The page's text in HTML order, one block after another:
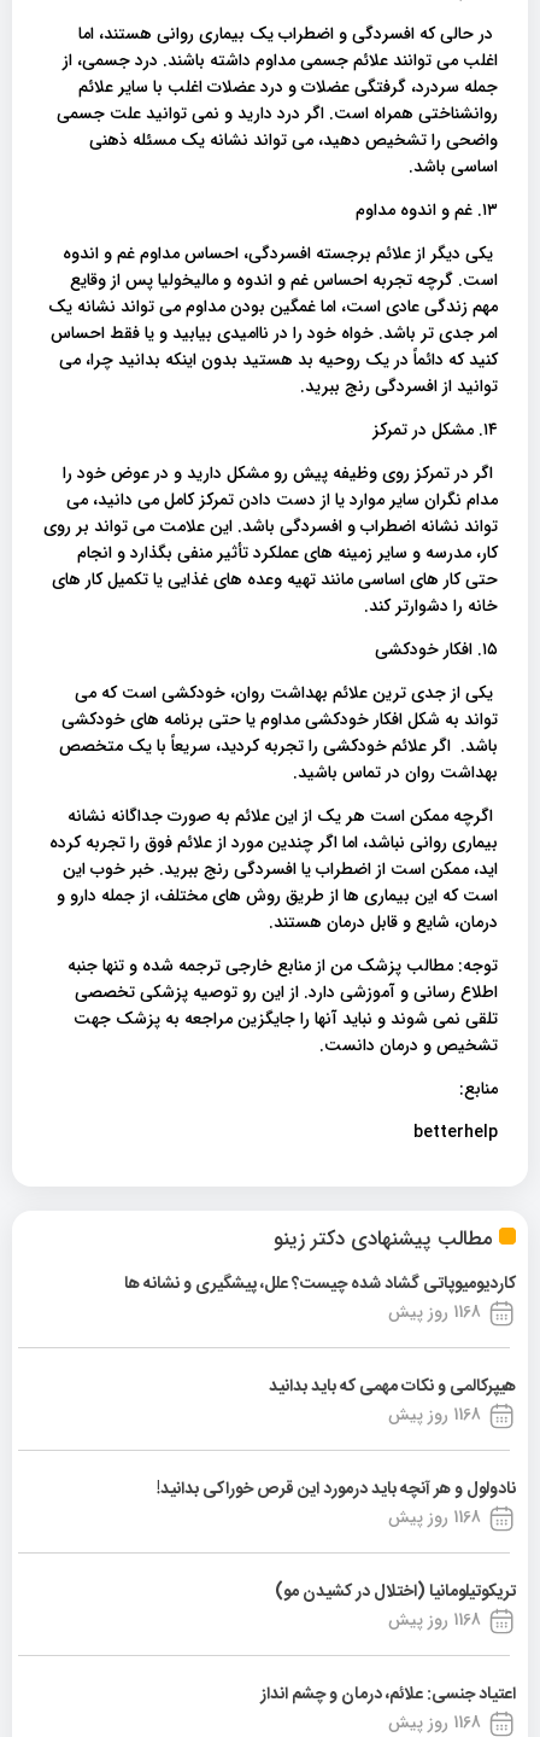
مطالب پیشنهادی دکتر زینو
کاردیومیوپاتی گشاد شده چیست؟ علل، پیشگیری و نشانه ها
1168 روز پیش
هیپرکالمی و نکات مهمی که باید بدانید
1168 روز پیش
نادولول و هر آنچه باید درمورد این قرص خوراکی بدانید!
1168 روز پیش
تریکوتیلومانیا (اختلال در کشیدن مو)
1168 روز پیش
اعتیاد جنسی: علائم، درمان و چشم انداز
1168 روز پیش
در حالی که افسردگی و اضطراب یک بیماری روانی هستند، اما
اغلب می توانند علائم جسمی مداوم داشته باشند. درد جسمی، از
جمله سردرد، گرفتگی عضلات و درد عضلات اغلب با سایر علائم
روانشناختی همراه است. اگر درد دارید و نمی توانید علت جسمی
واضحی را تشخیص دهید، می تواند نشانه یک مسئله ذهنی
اساسی باشد.
۱۳. غم و اندوه مداوم
یکی دیگر از علائم برجسته افسردگی، احساس مداوم غم و اندوه
است. گرچه تجربه احساس غم و اندوه و مالیخولیا پس از وقایع
مهم زندگی عادی است، اما غمگین بودن مداوم می تواند نشانه یک
امر جدی تر باشد. خواه خود را در ناامیدی بیابید و یا فقط احساس
کنید که دائماً در یک روحیه بد هستید بدون اینکه بدانید چرا، می
توانید از افسردگی رنج ببرید.
۱۴. مشکل در تمرکز
اگر در تمرکز روی وظیفه پیش رو مشکل دارید و در عوض خود را
مدام نگران سایر موارد یا از دست دادن تمرکز کامل می دانید، می
تواند نشانه اضطراب و افسردگی باشد. این علامت می تواند بر روی
کار، مدرسه و سایر زمینه های عملکرد تأثیر منفی بگذارد و انجام
حتی کار های اساسی مانند تهیه وعده های غذایی یا تکمیل کار های
خانه را دشوارتر کند.
۱۵. افکار خودکشی
یکی از جدی ترین علائم بهداشت روان، خودکشی است که می
تواند به شکل افکار خودکشی مداوم یا حتی برنامه های خودکشی
باشد. اگر علائم خودکشی را تجربه کردید، سریعاً با یک متخصص
بهداشت روان در تماس باشید.
اگرچه ممکن است هر یک از این علائم به صورت جداگانه نشانه
بیماری روانی نباشد، اما اگر چندین مورد از علائم فوق را تجربه کرده
اید، ممکن است از اضطراب یا افسردگی رنج ببرید. خبر خوب این
است که این بیماری ها از طریق روش های مختلف، از جمله دارو و
درمان، شایع و قابل درمان هستند.
توجه: مطالب پزشک من از منابع خارجی ترجمه شده و تنها جنبه
اطلاع رسانی و آموزشی دارد. از این رو توصیه پزشکی تخصصی
تلقی نمی شوند و نباید آنها را جایگزین مراجعه به پزشک جهت
تشخیص و درمان دانست.
منابع:
betterhelp